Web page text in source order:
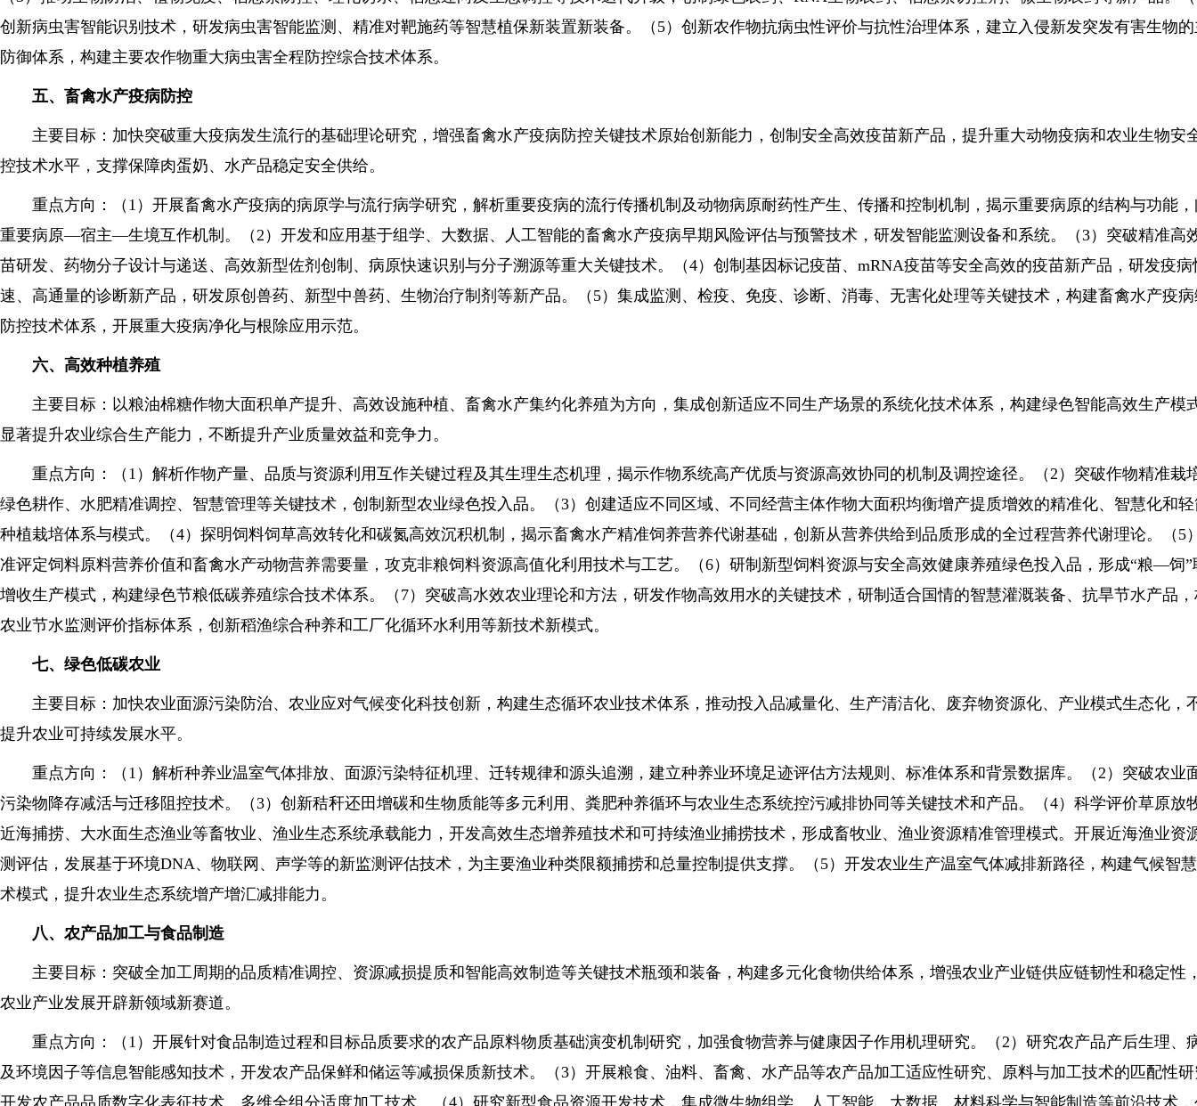
创新病虫害智能识别技术，研发病虫害智能监测、精准对靶施药等智慧植保新装置新装备。（5）创新农作物抗病虫性评价与抗性治理体系，建立入侵新发突发有害生物
防御体系，构建主要农作物重大病虫害全程防控综合技术体系。
五、畜禽水产疫病防控
主要目标：加快突破重大疫病发生流行的基础理论研究，增强畜禽水产疫病防控关键技术原始创新能力，创制安全高效疫苗新产品，提升重大动物疫病和农业生物安
控技术水平，支撑保障肉蛋奶、水产品稳定安全供给。
重点方向：（1）开展畜禽水产疫病的病原学与流行病学研究，解析重要疫病的流行传播机制及动物病原耐药性产生、传播和控制机制，揭示重要病原的结构与功能
重要病原—宿主—生境互作机制。（2）开发和应用基于组学、大数据、人工智能的畜禽水产疫病早期风险评估与预警技术，研发智能监测设备和系统。（3）突破精准高
苗研发、药物分子设计与递送、高效新型佐剂创制、病原快速识别与分子溯源等重大关键技术。（4）创制基因标记疫苗、mRNA疫苗等安全高效的疫苗新产品，研发疫病
速、高通量的诊断新产品，研发原创兽药、新型中兽药、生物治疗制剂等新产品。（5）集成监测、检疫、免疫、诊断、消毒、无害化处理等关键技术，构建畜禽水产疫
防控技术体系，开展重大疫病净化与根除应用示范。
六、高效种植养殖
主要目标：以粮油棉糖作物大面积单产提升、高效设施种植、畜禽水产集约化养殖为方向，集成创新适应不同生产场景的系统化技术体系，构建绿色智能高效生产模
显著提升农业综合生产能力，不断提升产业质量效益和竞争力。
重点方向：（1）解析作物产量、品质与资源利用互作关键过程及其生理生态机理，揭示作物系统高产优质与资源高效协同的机制及调控途径。（2）突破作物精准栽
绿色耕作、水肥精准调控、智慧管理等关键技术，创制新型农业绿色投入品。（3）创建适应不同区域、不同经营主体作物大面积均衡增产提质增效的精准化、智慧化和
种植栽培体系与模式。（4）探明饲料饲草高效转化和碳氮高效沉积机制，揭示畜禽水产精准饲养营养代谢基础，创新从营养供给到品质形成的全过程营养代谢理论。（5
准评定饲料原料营养价值和畜禽水产动物营养需要量，攻克非粮饲料资源高值化利用技术与工艺。（6）研制新型饲料资源与安全高效健康养殖绿色投入品，形成“粮—饲”
增收生产模式，构建绿色节粮低碳养殖综合技术体系。（7）突破高水效农业理论和方法，研发作物高效用水的关键技术，研制适合国情的智慧灌溉装备、抗旱节水产品
农业节水监测评价指标体系，创新稻渔综合种养和工厂化循环水利用等新技术新模式。
七、绿色低碳农业
主要目标：加快农业面源污染防治、农业应对气候变化科技创新，构建生态循环农业技术体系，推动投入品减量化、生产清洁化、废弃物资源化、产业模式生态化，
提升农业可持续发展水平。
重点方向：（1）解析种养业温室气体排放、面源污染特征机理、迁转规律和源头追溯，建立种养业环境足迹评估方法规则、标准体系和背景数据库。（2）突破农业
污染物降存减活与迁移阻控技术。（3）创新秸秆还田增碳和生物质能等多元利用、粪肥种养循环与农业生态系统控污减排协同等关键技术和产品。（4）科学评价草原放
近海捕捞、大水面生态渔业等畜牧业、渔业生态系统承载能力，开发高效生态增养殖技术和可持续渔业捕捞技术，形成畜牧业、渔业资源精准管理模式。开展近海渔业资
测评估，发展基于环境DNA、物联网、声学等的新监测评估技术，为主要渔业种类限额捕捞和总量控制提供支撑。（5）开发农业生产温室气体减排新路径，构建气候智
术模式，提升农业生态系统增产增汇减排能力。
八、农产品加工与食品制造
主要目标：突破全加工周期的品质精准调控、资源减损提质和智能高效制造等关键技术瓶颈和装备，构建多元化食物供给体系，增强农业产业链供应链韧性和稳定性
农业产业发展开辟新领域新赛道。
重点方向：（1）开展针对食品制造过程和目标品质要求的农产品原料物质基础演变机制研究，加强食物营养与健康因子作用机理研究。（2）研究农产品产后生理、
及环境因子等信息智能感知技术，开发农产品保鲜和储运等减损保质新技术。（3）开展粮食、油料、畜禽、水产品等农产品加工适应性研究、原料与加工技术的匹配性
开发农产品品质数字化表征技术、多维全组分适度加工技术。（4）研究新型食品资源开发技术，集成微生物组学、人工智能、大数据、材料科学与智能制造等前沿技术